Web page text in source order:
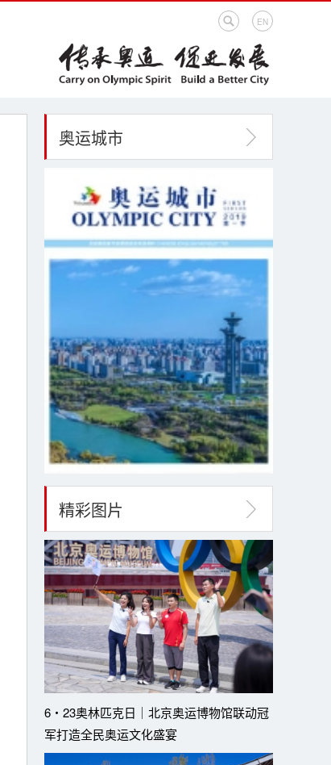
EN
奥运城市
精彩图片
6・23奥林匹克日｜北京奥运博物馆联动冠
军打造全民奥运文化盛宴